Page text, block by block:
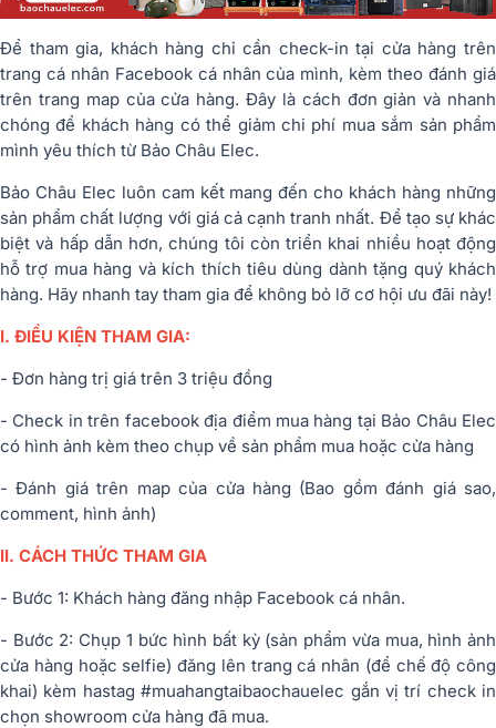
Để tham gia, khách hàng chỉ cần check-in tại cửa hàng trên
trang cá nhân Facebook cá nhân của mình, kèm theo đánh giá
trên trang map của cửa hàng. Đây là cách đơn giản và nhanh
chóng để khách hàng có thể giảm chi phí mua sắm sản phẩm
mình yêu thích từ Bảo Châu Elec.
Bảo Châu Elec luôn cam kết mang đến cho khách hàng những
sản phẩm chất lượng với giá cả cạnh tranh nhất. Để tạo sự khác
biệt và hấp dẫn hơn, chúng tôi còn triển khai nhiều hoạt động
hỗ trợ mua hàng và kích thích tiêu dùng dành tặng quý khách
hàng. Hãy nhanh tay tham gia để không bỏ lỡ cơ hội ưu đãi này!
I. ĐIỀU KIỆN THAM GIA:
- Đơn hàng trị giá trên 3 triệu đồng
- Check in trên facebook địa điểm mua hàng tại Bảo Châu Elec
có hình ảnh kèm theo chụp về sản phẩm mua hoặc cửa hàng
- Đánh giá trên map của cửa hàng (Bao gồm đánh giá sao,
comment, hình ảnh)
II. CÁCH THỨC THAM GIA
- Bước 1: Khách hàng đăng nhập Facebook cá nhân.
- Bước 2: Chụp 1 bức hình bất kỳ (sản phẩm vừa mua, hình ảnh
cửa hàng hoặc selfie) đăng lên trang cá nhân (để chế độ công
khai) kèm hastag #muahangtaibaochauelec gắn vị trí check in
chọn showroom cửa hàng đã mua.